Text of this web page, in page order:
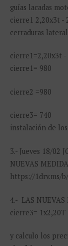
guías lacadas
cierre1 2,20x3t -
cerraduras
cierre1=2,20x3t
cierre1= 980
cierre2 =980
cierre3= 740
instalación de
3.- Jueves 18/02
NUEVAS
https://1drv.ms/
4.- LAS NUEVAS
cierre3= 1x2,20T
y calculo los